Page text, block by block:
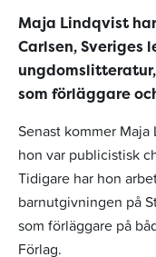
Maja Lindqvist
Carlsen, Sveriges
som förläggare
Senast kommer
hon var publicistisk
Tidigare har hon
barnutgivningen på
som förläggare på
Förlag.